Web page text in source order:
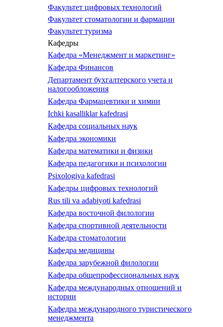
Факультет цифровых технологий
Факультет стоматологии и фармации
Факультет туризма
Кафедры
Кафедра «Менеджмент и маркетинг»
Кафедра Финансов
Департамент бухгалтерского учета и
налогообложения
Кафедра Фармацевтики и химии
Ichki kasalliklar kafedrasi
Кафедра социальных наук
Кафедра экономики
Кафедра математики и физики
Кафедра педагогики и психологии
Psixologiya kafedrasi
Кафедры цифровых технологий
Rus tili va adabiyoti kafedrasi
Кафедра восточной филологии
Кафедра спортивной деятельности
Кафедра стоматологии
Кафедра медицины
Кафедра зарубежной филологии
Кафедра общепрофессиональных наук
Кафедра международных отношений и
истории
Кафедра международного туристического
менеджмента